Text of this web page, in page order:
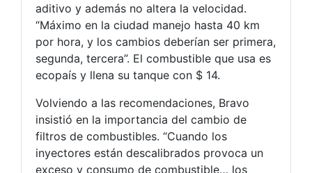
aditivo y además no altera la velocidad.
“Máximo en la ciudad manejo hasta 40 km
por hora, y los cambios deberían ser primera,
segunda, tercera”. El combustible que usa es
ecopaís y llena su tanque con $ 14.
Volviendo a las recomendaciones, Bravo
insistió en la importancia del cambio de
filtros de combustibles. “Cuando los
inyectores están descalibrados provoca un
exceso y consumo de combustible… los